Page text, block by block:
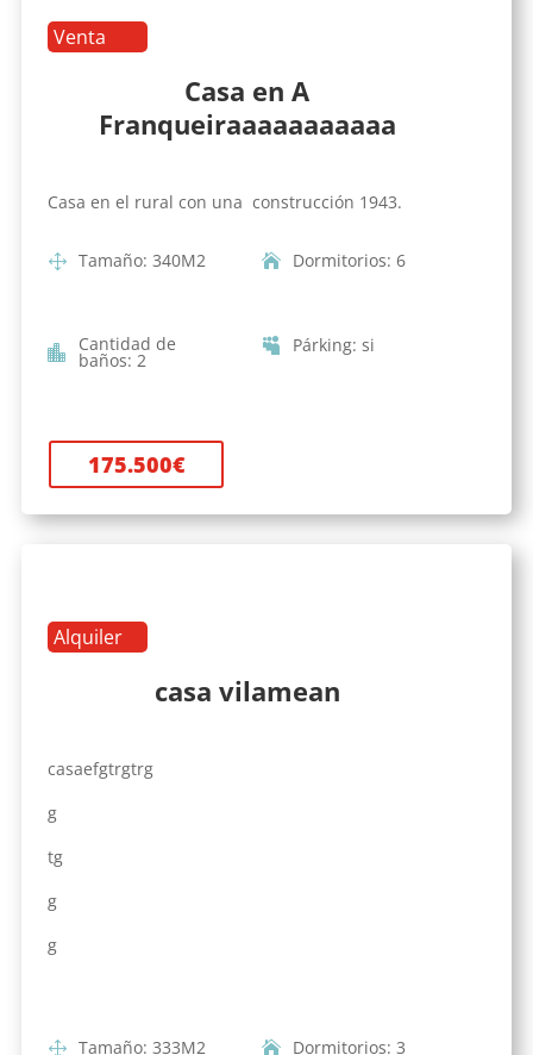
Venta
Casa en A
Franqueiraaaaaaaaaaa
Casa en el rural con una construcción 1943.
Tamaño: 340M2 Dormitorios: 6
Cantidad de
baños: 2
Párking: si
175.500€
Alquiler
casa vilamean
casaefgtrgtrg
g
tg
g
g
Tamaño: 333M2 Dormitorios: 3